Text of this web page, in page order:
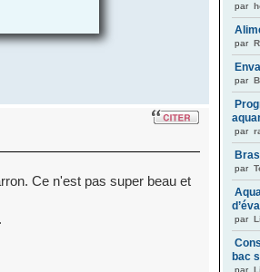
Ce n'est pas super beau et
par
par
par
par
par
par
bac
par